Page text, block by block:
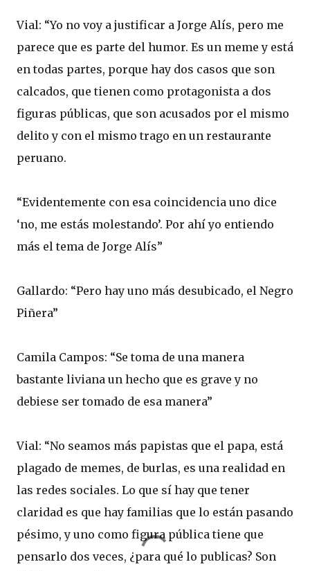
Vial: “Yo no voy a justificar a Jorge Alís, pero me
parece que es parte del humor. Es un meme y está
en todas partes, porque hay dos casos que son
calcados, que tienen como protagonista a dos
figuras públicas, que son acusados por el mismo
delito y con el mismo trago en un restaurante
peruano.
“Evidentemente con esa coincidencia uno dice
‘no, me estás molestando’. Por ahí yo entiendo
más el tema de Jorge Alís”
Gallardo: “Pero hay uno más desubicado, el Negro
Piñera”
Camila Campos: “Se toma de una manera
bastante liviana un hecho que es grave y no
debiese ser tomado de esa manera”
Vial: “No seamos más papistas que el papa, está
plagado de memes, de burlas, es una realidad en
las redes sociales. Lo que sí hay que tener
claridad es que hay familias que lo están pasando
pésimo, y uno como figura pública tiene que
pensarlo dos veces, ¿para qué lo publicas? Son